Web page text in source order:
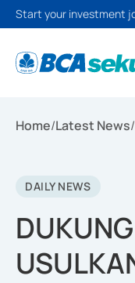
Start your investment
Home/Latest News/
DAILY NEWS